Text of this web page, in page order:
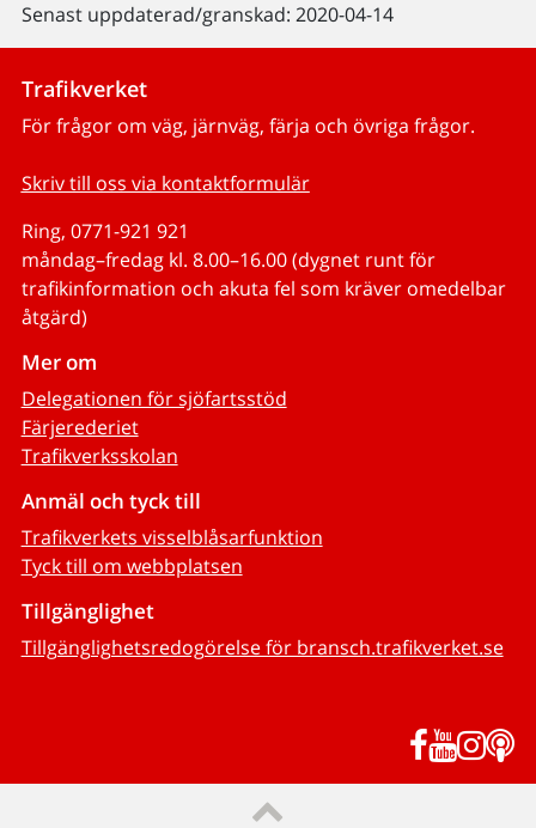
Senast uppdaterad/granskad: 2020-04-14
Trafikverket
För frågor om väg, järnväg, färja och övriga frågor.
Skriv till oss via kontaktformulär
Ring, 0771-921 921
måndag–fredag kl. 8.00–16.00 (dygnet runt för
trafikinformation och akuta fel som kräver omedelbar
åtgärd)
Mer om
Delegationen för sjöfartsstöd
Färjerederiet
Trafikverksskolan
Anmäl och tyck till
Trafikverkets visselblåsarfunktion
Tyck till om webbplatsen
Tillgänglighet
Tillgänglighetsredogörelse för bransch.trafikverket.se
Facebook
YouTube